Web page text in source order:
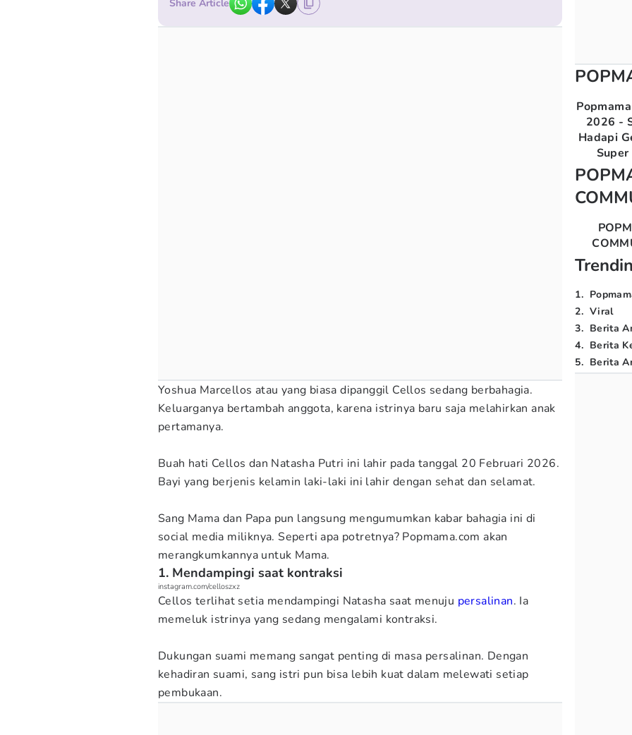
Share Article
Yoshua Marcellos atau yang biasa dipanggil Cellos sedang berbahagia.
Keluarganya bertambah anggota, karena istrinya baru saja melahirkan anak
pertamanya.
Buah hati Cellos dan Natasha Putri ini lahir pada tanggal 20 Februari 2026.
Bayi yang berjenis kelamin laki-laki ini lahir dengan sehat dan selamat.
Sang Mama dan Papa pun langsung mengumumkan kabar bahagia ini di
social media miliknya. Seperti apa potretnya? Popmama.com akan
merangkumkannya untuk Mama.
1. Mendampingi saat kontraksi
instagram.com/celloszxz
Cellos terlihat setia mendampingi Natasha saat menuju persalinan. Ia
memeluk istrinya yang sedang mengalami kontraksi.
Dukungan suami memang sangat penting di masa persalinan. Dengan
kehadiran suami, sang istri pun bisa lebih kuat dalam melewati setiap
pembukaan.
2026 -
Hadapi
1.
2. Viral
3. Berita
4. Berita
5. Berita